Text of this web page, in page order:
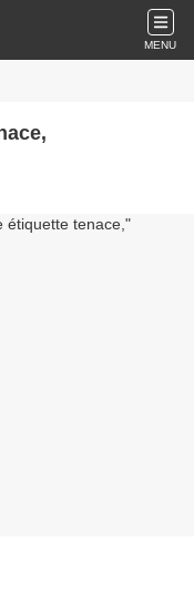
MENU